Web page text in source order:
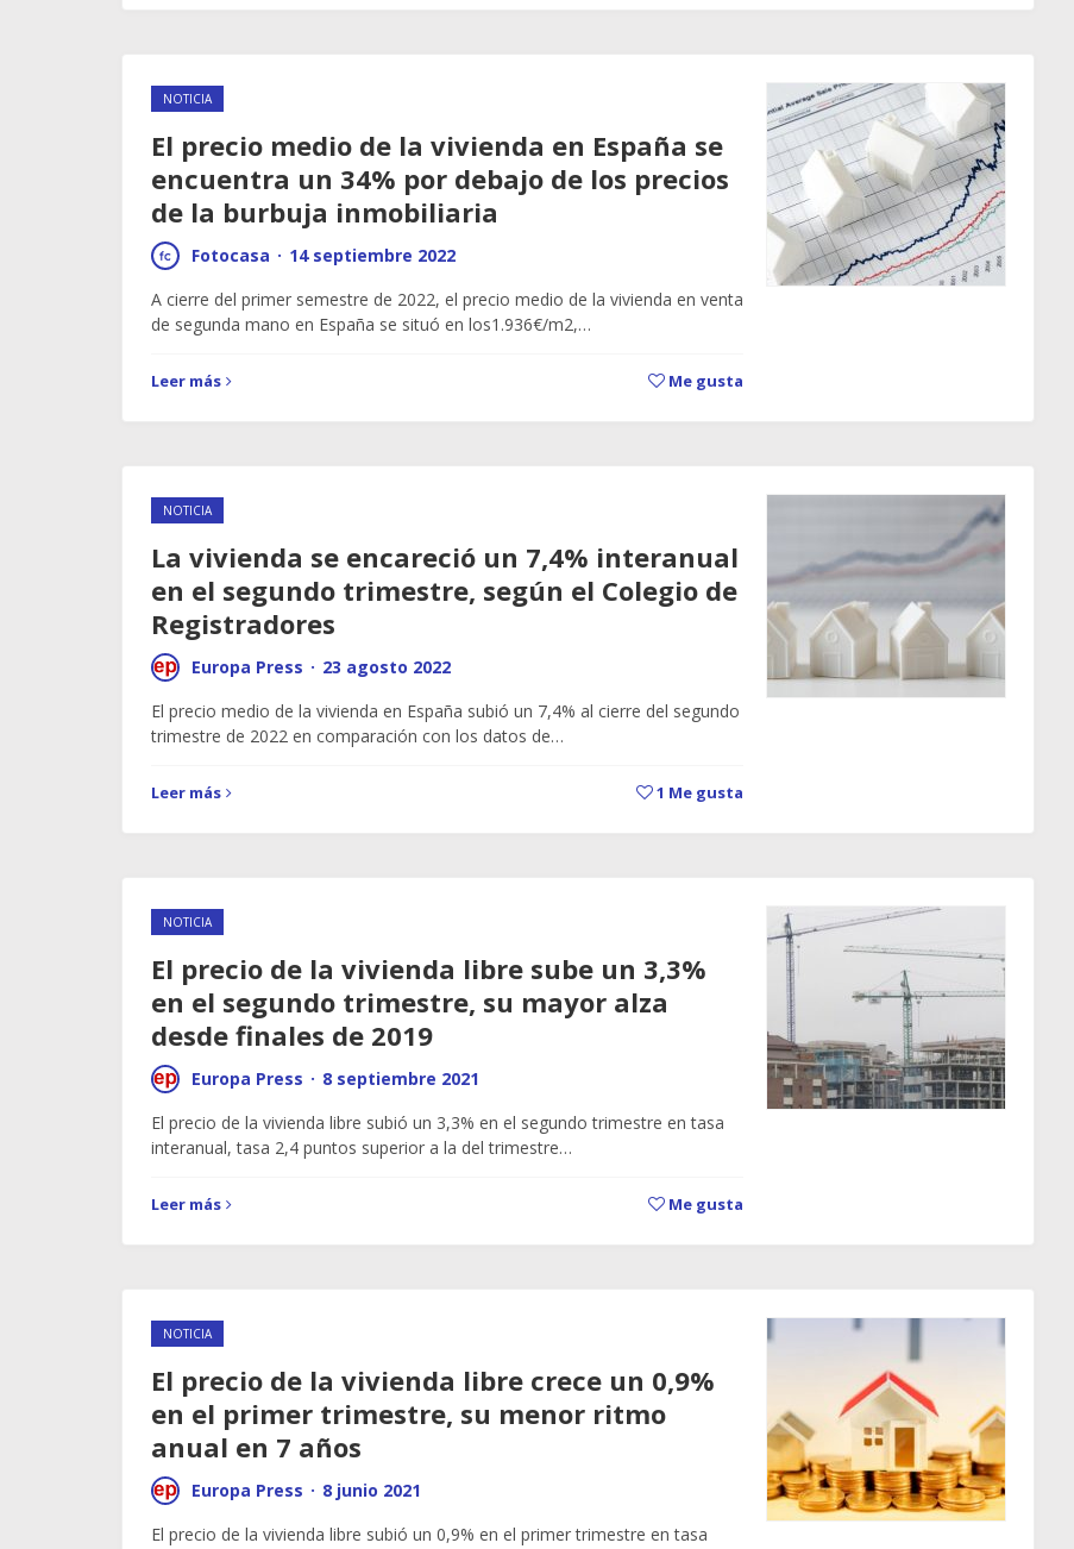
NOTICIA
El precio medio de la vivienda en España se
encuentra un 34% por debajo de los precios
de la burbuja inmobiliaria
Fotocasa · 14 septiembre 2022
A cierre del primer semestre de 2022, el precio medio de la vivienda en venta
de segunda mano en España se situó en los1.936€/m2,…
Leer más Me gusta
NOTICIA
La vivienda se encareció un 7,4% interanual
en el segundo trimestre, según el Colegio de
Registradores
Europa Press · 23 agosto 2022
El precio medio de la vivienda en España subió un 7,4% al cierre del segundo
trimestre de 2022 en comparación con los datos de…
Leer más 1 Me gusta
NOTICIA
El precio de la vivienda libre sube un 3,3%
en el segundo trimestre, su mayor alza
desde finales de 2019
Europa Press · 8 septiembre 2021
El precio de la vivienda libre subió un 3,3% en el segundo trimestre en tasa
interanual, tasa 2,4 puntos superior a la del trimestre…
Leer más Me gusta
NOTICIA
El precio de la vivienda libre crece un 0,9%
en el primer trimestre, su menor ritmo
anual en 7 años
Europa Press · 8 junio 2021
El precio de la vivienda libre subió un 0,9% en el primer trimestre en tasa